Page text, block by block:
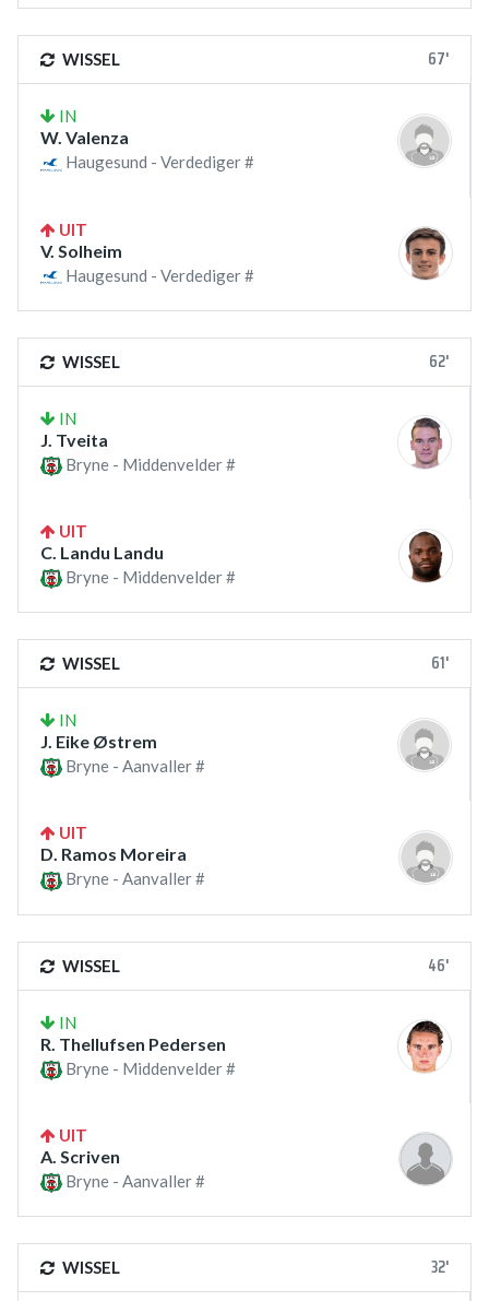
WISSEL 67'
IN
W. Valenza
Haugesund - Verdediger #
UIT
V. Solheim
Haugesund - Verdediger #
WISSEL 62'
IN
J. Tveita
Bryne - Middenvelder #
UIT
C. Landu Landu
Bryne - Middenvelder #
WISSEL 61'
IN
J. Eike Østrem
Bryne - Aanvaller #
UIT
D. Ramos Moreira
Bryne - Aanvaller #
WISSEL 46'
IN
R. Thellufsen Pedersen
Bryne - Middenvelder #
UIT
A. Scriven
Bryne - Aanvaller #
WISSEL 32'